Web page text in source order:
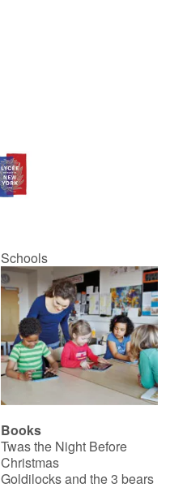
Schools
Books
Twas the Night Before
Christmas
Goldilocks and the 3 bears